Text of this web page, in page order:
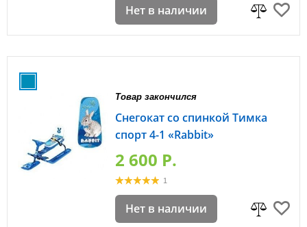
Нет в наличии
Товар закончился
Снегокат со спинкой Тимка
спорт 4-1 «Rabbit»
2 600 P.
1
Нет в наличии